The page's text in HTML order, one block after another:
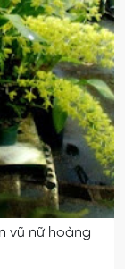
vũ nữ hoàng